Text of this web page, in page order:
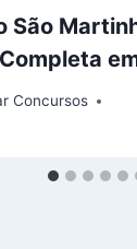
São
Concursos